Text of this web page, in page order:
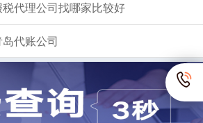
代理公司找哪家比较好
代账公司